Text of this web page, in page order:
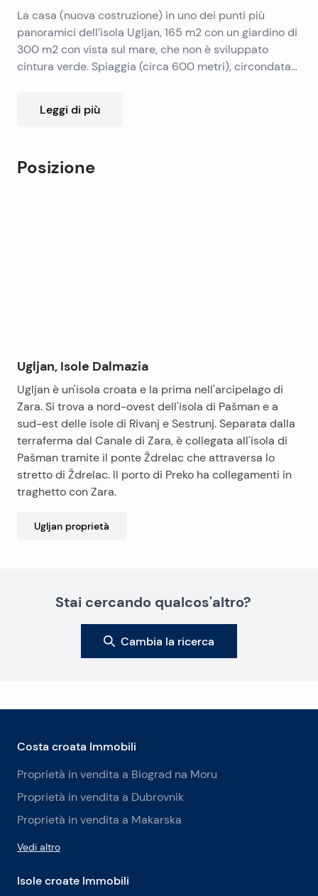
La casa (nuova costruzione) in uno dei punti più
panoramici dell’isola Ugljan, 165 m2 con un giardino di
300 m2 con vista sul mare, che non è sviluppato
cintura verde. Spiaggia (circa 600 metri), circondata
Leggi di più
Posizione
Ugljan, Isole Dalmazia
Ugljan è un'isola croata e la prima nell'arcipelago di
Zara. Si trova a nord-ovest dell'isola di Pašman e a
sud-est delle isole di Rivanj e Sestrunj. Separata dalla
terraferma dal Canale di Zara, è collegata all'isola di
Pašman tramite il ponte Ždrelac che attraversa lo
stretto di Ždrelac. Il porto di Preko ha collegamenti in
traghetto con Zara.
Ugljan proprietà
Stai cercando qualcos'altro?
Cambia la ricerca
Costa croata Immobili
Proprietà in vendita a Biograd na Moru
Proprietà in vendita a Dubrovnik
Proprietà in vendita a Makarska
Vedi altro
Isole croate Immobili